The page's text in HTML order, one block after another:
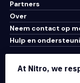
Partners
Over
Neem contact op
Hulp en
Integraties en API-
At Nitro, we